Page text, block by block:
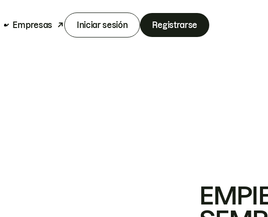
Empresas Iniciar sesión Registrarse